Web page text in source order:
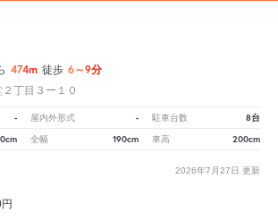
474m 徒歩 6～9分
丁目３ー１０
- 屋内外形式 - 駐車台数 8台
全幅 190cm 車高 200cm
2026年7月27日 更新